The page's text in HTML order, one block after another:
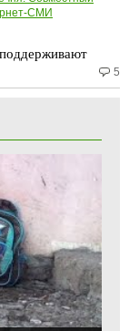
СМИ
5